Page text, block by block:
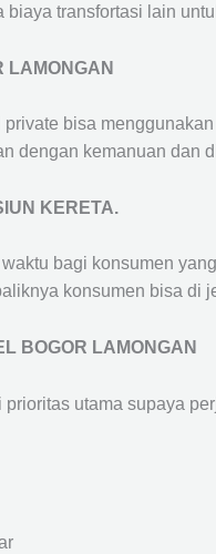
transfortasi lain
LAMONGAN
bisa
dengan kemanuan dan
KERETA.
bagi konsumen
konsumen bisa di
BOGOR LAMONGAN
utama supaya